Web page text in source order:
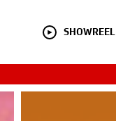
SHOWREEL